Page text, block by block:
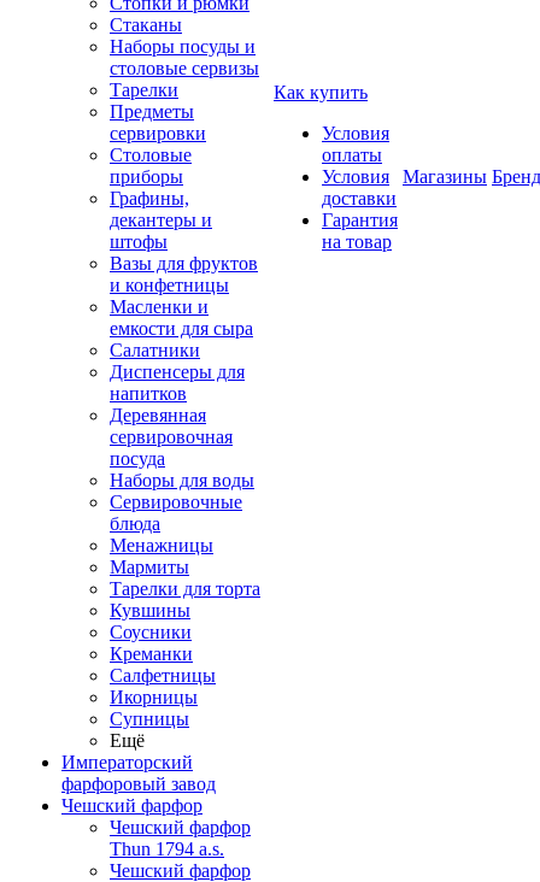
Стаканы
Наборы посуды и
столовые сервизы
Тарелки
Предметы
сервировки
Столовые
приборы
Графины,
декантеры и
штофы
Вазы для фруктов
и конфетницы
Масленки и
емкости для сыра
Салатники
Диспенсеры для
напитков
Деревянная
сервировочная
посуда
Наборы для воды
Сервировочные
блюда
Менажницы
Мармиты
Тарелки для торта
Кувшины
Соусники
Креманки
Салфетницы
Икорницы
Супницы
Ещё
Императорский
фарфоровый завод
Чешский фарфор
Чешский фарфор
Thun 1794 a.s.
Чешский фарфор
Как купить
Условия
оплаты
Условия
доставки
Гарантия
на товар
Магазины